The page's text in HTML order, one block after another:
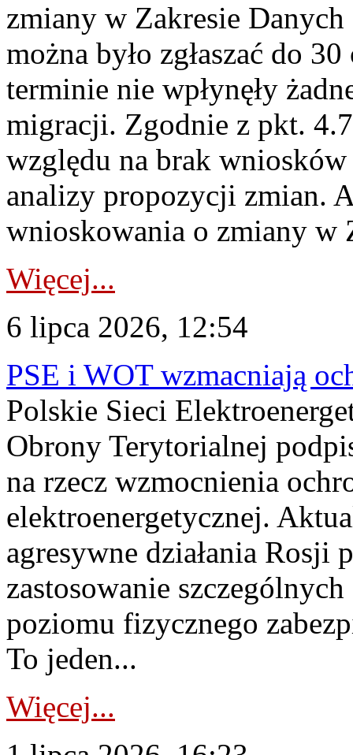
zmiany w Zakresie
można było zgłaszać do
terminie nie wpłynęły
migracji. Zgodnie z pkt.
względu na brak
analizy propozycji zmian.
wnioskowania o zmiany w
Więcej...
6 lipca 2026, 12:54
PSE i WOT wzmacniają
Polskie Sieci
Obrony Terytorialnej
na rzecz wzmocnienia
elektroenergetycznej.
agresywne działania Rosji
zastosowanie
poziomu fizycznego
To jeden...
Więcej...